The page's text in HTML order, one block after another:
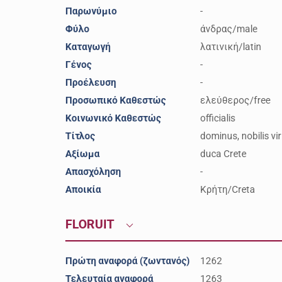
Παρωνύμιο
-
Φύλο
άνδρας/male
Καταγωγή
λατινική/latin
Γένος
-
Προέλευση
-
Προσωπικό Καθεστώς
ελεύθερος/free
Κοινωνικό Καθεστώς
officialis
Τίτλος
dominus, nobilis vir
Αξίωμα
duca Crete
Απασχόληση
-
Αποικία
Κρήτη/Creta
FLORUIT
Πρώτη αναφορά (ζωντανός)
1262
Τελευταία αναφορά
1263